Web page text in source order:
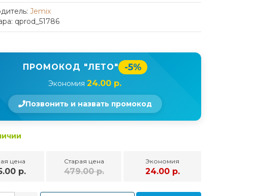
Jemix
qprod_51786
ПРОМОКОД "ЛЕТО" -5%
Экономия24.00 р.
Позвонить и назвать промокод
цена
р.
Старая цена
479.00 р.
Экономия
24.00 р.